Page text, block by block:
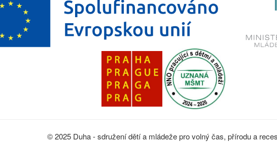
© 2025 Duha - sdružení dětí a mládeže pro volný čas, přírodu a